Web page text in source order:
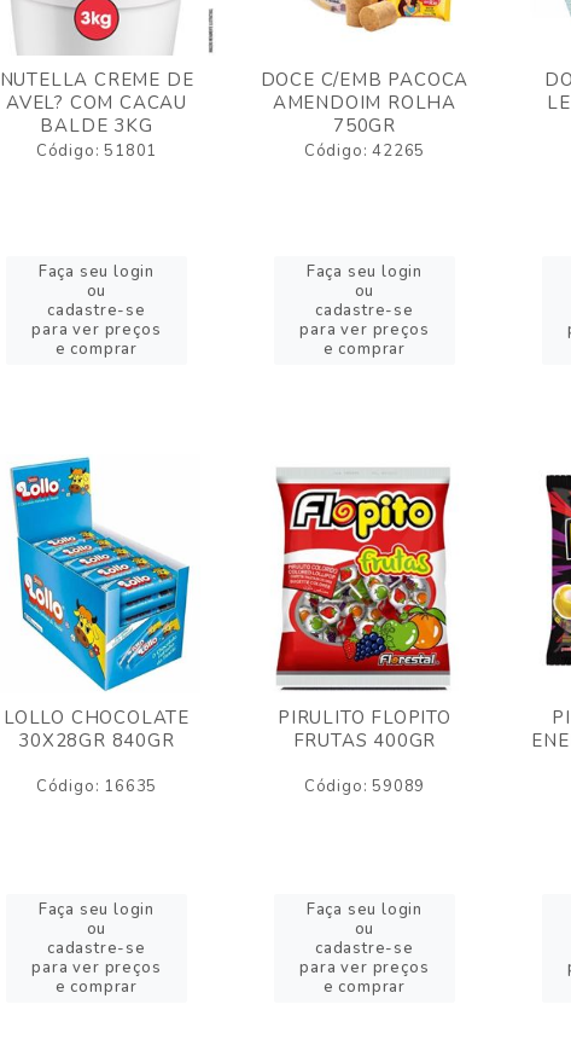
NUTELLA CREME DE
AVEL? COM CACAU
BALDE 3KG
Código: 51801
Faça seu login
ou
cadastre-se
para ver preços
e comprar
DOCE C/EMB PACOCA
AMENDOIM ROLHA
750GR
Código: 42265
Faça seu login
ou
cadastre-se
para ver preços
e comprar
LOLLO CHOCOLATE
30X28GR 840GR
Código: 16635
Faça seu login
ou
cadastre-se
para ver preços
e comprar
PIRULITO FLOPITO
FRUTAS 400GR
Código: 59089
Faça seu login
ou
cadastre-se
para ver preços
e comprar